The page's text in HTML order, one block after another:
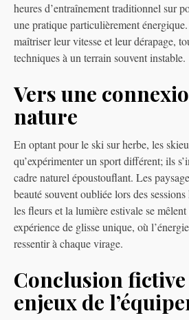
heures d’entraînement traditionnel sur
une pratique particulièrement
maîtriser leur vitesse et leur dérapage,
techniques à un terrain souvent instable.
Vers une
nature
En optant pour le ski sur herbe, les
qu’expérimenter un sport différent; ils
cadre naturel époustouflant. Les
beauté souvent oubliée lors des
les fleurs et la lumière estivale se
expérience de glisse unique, où
ressentir à chaque virage.
Conclusion
enjeux de